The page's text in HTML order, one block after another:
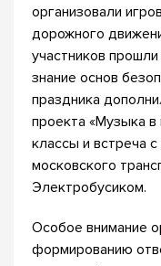
организовали
дорожного
участников
знание основ
праздника
проекта «Музыка
классы и встреча
московского
Электробусиком.
Особое внимание
формированию